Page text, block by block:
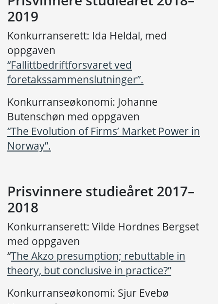
2019
Konkurranserett: Ida Heldal, med
oppgaven
“Fallittbedriftforsvaret ved
foretakssammenslutninger”.
Konkurranseøkonomi: Johanne
Butenschøn med oppgaven
“The Evolution of Firms’ Market Power in
Norway”.
Prisvinnere studieåret 2017–
2018
Konkurranserett: Vilde Hordnes Bergset
med oppgaven
“The Akzo presumption; rebuttable in
theory, but conclusive in practice?”
Konkurranseøkonomi: Sjur Evebø